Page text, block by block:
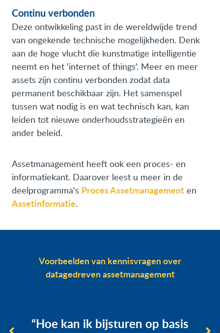
Continu verbonden
Deze ontwikkeling past in de wereldwijde trend
van ongekende technische mogelijkheden. Denk
aan de hoge vlucht die kunstmatige intelligentie
neemt en het 'internet of things'. Meer en meer
assets zijn continu verbonden zodat data
permanent beschikbaar zijn. Het samenspel
tussen wat nodig is en wat technisch kan, kan
leiden tot nieuwe onderhoudsstrategieën en
ander beleid.
Assetmanagement heeft ook een proces- en
informatiekant. Daarover leest u meer in de
deelprogramma's Proces Assetmanagement en
Assetinformatie.
Voorbeelden van kennisvragen over
datagedreven assetmanagement
kan ik bijsturen op basis